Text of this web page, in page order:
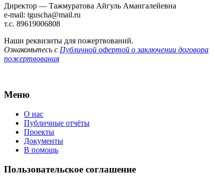
Директор — Тажмуратова Айгуль Амангалейевна
e-mail: tguscha@mail.ru
т.с. 89619006808
Наши реквизиты для пожертвований.
Ознакомьтесь с Публичной офертой о заключении договора
пожертвования
Меню
О нас
Публичные отчёты
Проекты
Документы
В помощь
Пользовательское соглашение